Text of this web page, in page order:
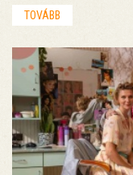
TOVÁBB